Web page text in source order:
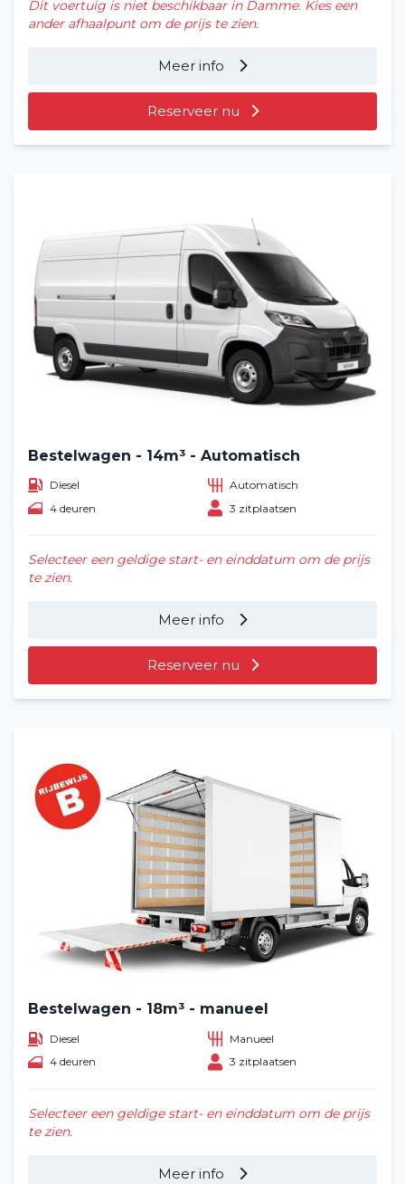
Voertuig huren
Lange termijn
Over ons
Blog
Veelgestelde vragen (FAQ)
Vacatures
2
Filialen
Dit voertuig is niet beschikbaar in Damme. Kies een
ander afhaalpunt om de prijs te zien.
Meer info
Reserveer nu
Bestelwagen - 14m³ - Automatisch
Diesel
Automatisch
4 deuren
3 zitplaatsen
Selecteer een geldige start- en einddatum om de prijs
te zien.
Meer info
Reserveer nu
Bestelwagen - 18m³ - manueel
Diesel
Manueel
4 deuren
3 zitplaatsen
Selecteer een geldige start- en einddatum om de prijs
te zien.
Meer info